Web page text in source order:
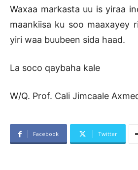
Waxaa markasta uu is yiraa
maankiisa ku soo maaxayey
yiri waa buubeen sida haad.
La soco qaybaha kale
W/Q. Prof. Cali Jimcaale
Facebook Twitter